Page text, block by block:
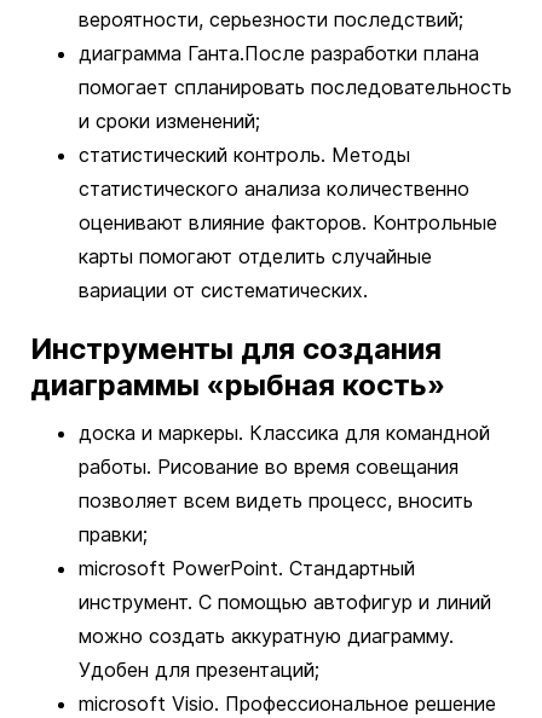
вероятности, серьезности последствий;
диаграмма Ганта.После разработки плана
помогает спланировать последовательность
и сроки изменений;
статистический контроль. Методы
статистического анализа количественно
оценивают влияние факторов. Контрольные
карты помогают отделить случайные
вариации от систематических.
Инструменты для создания
диаграммы «рыбная кость»
доска и маркеры. Классика для командной
работы. Рисование во время совещания
позволяет всем видеть процесс, вносить
правки;
microsoft PowerPoint. Стандартный
инструмент. С помощью автофигур и линий
можно создать аккуратную диаграмму.
Удобен для презентаций;
microsoft Visio. Профессиональное решение